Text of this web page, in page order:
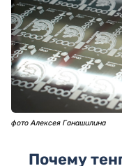
фото Алексея Ганашилина
Почему